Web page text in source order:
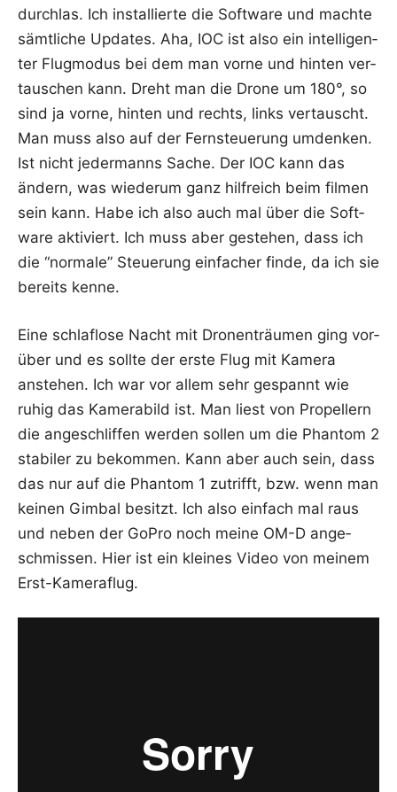
durch­las. Ich instal­lier­te die Soft­ware und mach­te
sämt­li­che Updates. Aha, IOC ist also ein intel­li­gen­
ter Flug­mo­dus bei dem man vor­ne und hin­ten ver­
tau­schen kann. Dreht man die Dro­ne um 180°, so
sind ja vor­ne, hin­ten und rechts, links ver­tauscht.
Man muss also auf der Fern­steue­rung umden­ken.
Ist nicht jeder­manns Sache. Der IOC kann das
ändern, was wie­der­um ganz hilf­reich beim fil­men
sein kann. Habe ich also auch mal über die Soft­
ware akti­viert. Ich muss aber geste­hen, dass ich
die “nor­ma­le” Steue­rung ein­fa­cher fin­de, da ich sie
bereits kenne.
Eine schlaf­lo­se Nacht mit Dro­nen­träu­men ging vor­
über und es soll­te der ers­te Flug mit Kame­ra
anste­hen. Ich war vor allem sehr gespannt wie
ruhig das Kame­ra­bild ist. Man liest von Pro­pel­lern
die ange­schlif­fen wer­den sol­len um die Phan­tom 2
sta­bi­ler zu bekom­men. Kann aber auch sein, dass
das nur auf die Phan­tom 1 zutrifft, bzw. wenn man
kei­nen Gim­bal besitzt. Ich also ein­fach mal raus
und neben der GoPro noch mei­ne OM-D ange­
schmis­sen. Hier ist ein klei­nes Video von mei­nem
Erst-Kameraflug.